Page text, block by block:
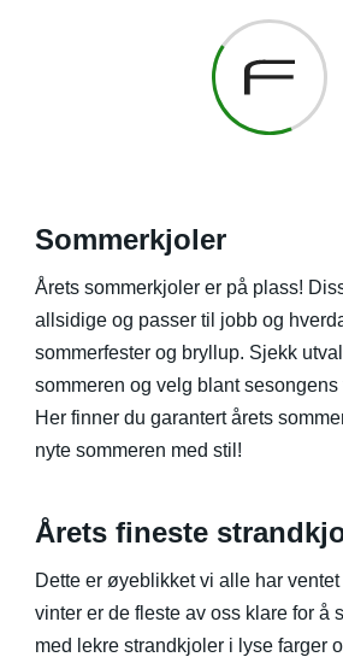
Sommerkjoler
Årets sommerkjoler er på plass!
allsidige og passer til jobb og
sommerfester og bryllup. Sjekk
sommeren og velg blant sesongens
Her finner du garantert årets
nyte sommeren med stil!
Årets fineste
Dette er øyeblikket vi alle har
vinter er de fleste av oss klare for å
med lekre strandkjoler i lyse farger